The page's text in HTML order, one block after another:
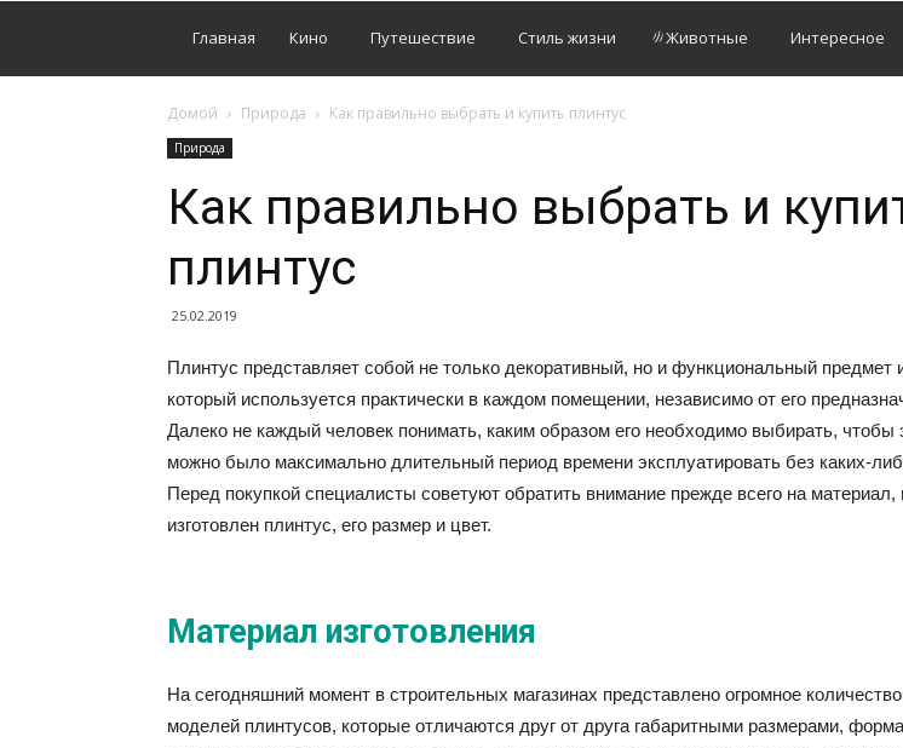
Главная Кино Путешествие Стиль жизни Животные Интересное
Домой Природа Как правильно выбрать и купить плинтус
Природа
Как правильно выбрать и
плинтус
25.02.2019
Плинтус представляет собой не только декоративный, но и функциональный предмет
который используется практически в каждом помещении, независимо от его
Далеко не каждый человек понимать, каким образом его необходимо выбирать, чтобы
можно было максимально длительный период времени эксплуатировать без каких-
Перед покупкой специалисты советуют обратить внимание прежде всего на материал,
изготовлен плинтус, его размер и цвет.
Материал изготовления
На сегодняшний момент в строительных магазинах представлено огромное
моделей плинтусов, которые отличаются друг от друга габаритными размерами,